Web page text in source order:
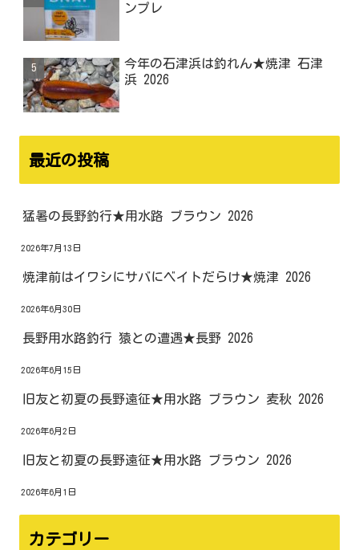
ンプレ
今年の石津浜は釣れん★焼津 石津
浜 2026
最近の投稿
猛暑の長野釣行★用水路 ブラウン 2026
2026年7月13日
焼津前はイワシにサバにベイトだらけ★焼津 2026
2026年6月30日
長野用水路釣行 猿との遭遇★長野 2026
2026年6月15日
旧友と初夏の長野遠征★用水路 ブラウン 麦秋 2026
2026年6月2日
旧友と初夏の長野遠征★用水路 ブラウン 2026
2026年6月1日
カテゴリー